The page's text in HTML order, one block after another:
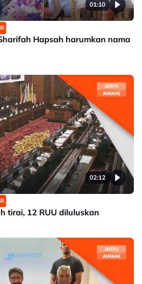
01:10
Hapsah harumkan nama
02:12
tirai, 12 RUU diluluskan